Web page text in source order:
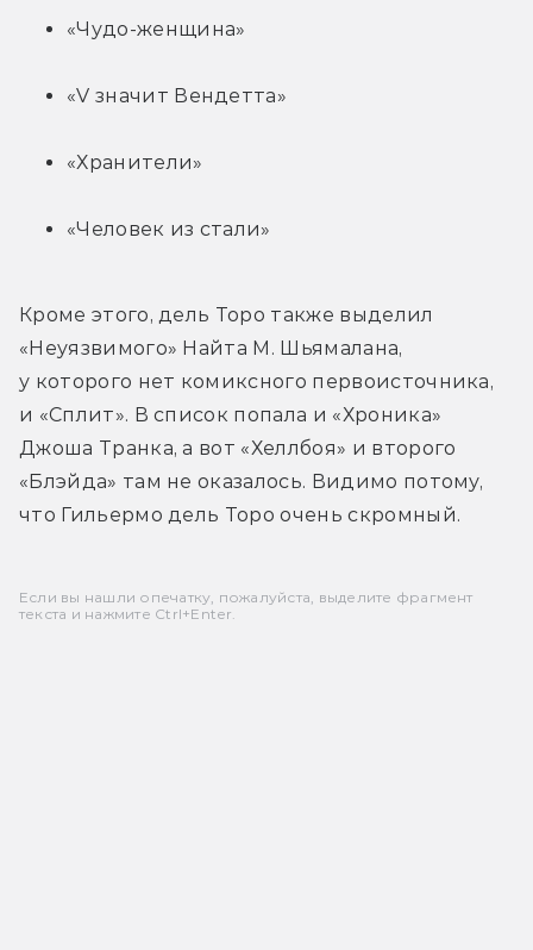
«Чудо-женщина»
«V значит Вендетта»
«Хранители»
«Человек из стали»
Кроме этого, дель Торо также выделил
«Неуязвимого» Найта М. Шьямалана,
у которого нет комиксного первоисточника,
и «Сплит». В список попала и «Хроника»
Джоша Транка, а вот «Хеллбоя» и второго
«Блэйда» там не оказалось. Видимо потому,
что Гильермо дель Торо очень скромный.
Если вы нашли опечатку, пожалуйста, выделите фрагмент
текста и нажмите Ctrl+Enter.